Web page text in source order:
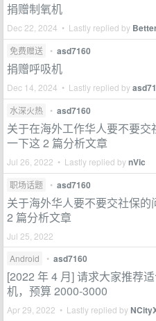
捐赠制氧机
Dec 22, 2024 • Lastly replied by
免费赠送 • asd7160
捐赠呼吸机
Dec 14, 2024 • Lastly replied by
水深火热 • asd7160
关于在海外工作华人要不要交
一下这 2 篇分析文章
Jul 26, 2022 • Lastly replied bynVic
职场话题 • asd7160
关于海外华人要不要交社保的
2 篇分析文章
Jul 25, 2022
Android
• asd7160
[2022 年 4 月] 请求大家推荐
机，预算 2000-3000
Apr 29, 2022 • Lastly replied by